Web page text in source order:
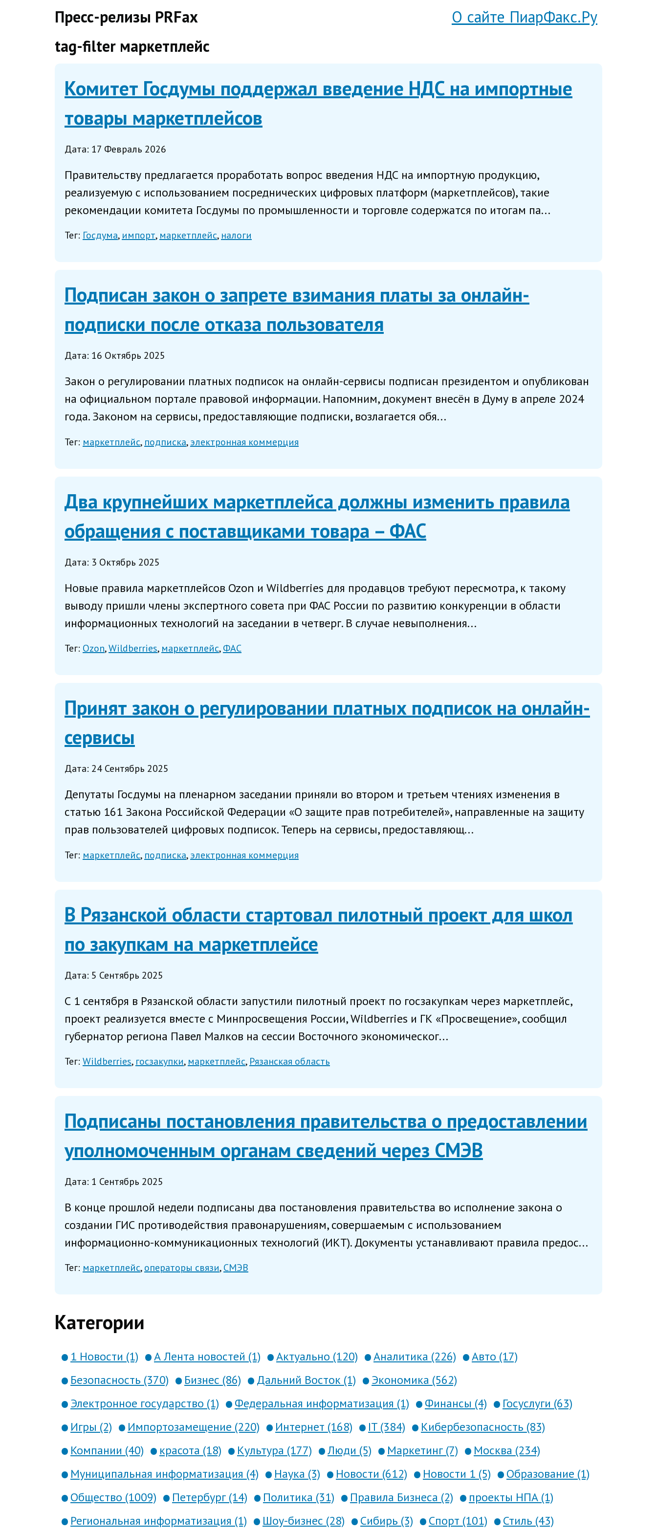
Пресс-релизы PRFax
О сайте ПиарФакс.Ру
tag-filter маркетплейс
Комитет Госдумы поддержал введение НДС на импортные
товары маркетплейсов
Дата: 17 Февраль 2026
Правительству предлагается проработать вопрос введения НДС на импортную продукцию,
реализуемую с использованием посреднических цифровых платформ (маркетплейсов), такие
рекомендации комитета Госдумы по промышленности и торговле содержатся по итогам па...
Тег: Госдума импорт маркетплейс налоги
Подписан закон о запрете взимания платы за онлайн-
подписки после отказа пользователя
Дата: 16 Октябрь 2025
Закон о регулировании платных подписок на онлайн-сервисы подписан президентом и опубликован
на официальном портале правовой информации. Напомним, документ внесён в Думу в апреле 2024
года. Законом на сервисы, предоставляющие подписки, возлагается обя...
Тег: маркетплейс подписка электронная коммерция
Два крупнейших маркетплейса должны изменить правила
обращения с поставщиками товара – ФАС
Дата: 3 Октябрь 2025
Новые правила маркетплейсов Ozon и Wildberries для продавцов требуют пересмотра, к такому
выводу пришли члены экспертного совета при ФАС России по развитию конкуренции в области
информационных технологий на заседании в четверг. В случае невыполнения...
Тег: Ozon Wildberries маркетплейс ФАС
Принят закон о регулировании платных подписок на онлайн-
сервисы
Дата: 24 Сентябрь 2025
Депутаты Госдумы на пленарном заседании приняли во втором и третьем чтениях изменения в
статью 161 Закона Российской Федерации «О защите прав потребителей», направленные на защиту
прав пользователей цифровых подписок. Теперь на сервисы, предоставляющ...
Тег: маркетплейс подписка электронная коммерция
В Рязанской области стартовал пилотный проект для школ
по закупкам на маркетплейсе
Дата: 5 Сентябрь 2025
С 1 сентября в Рязанской области запустили пилотный проект по госзакупкам через маркетплейс,
проект реализуется вместе с Минпросвещения России, Wildberries и ГК «Просвещение», сообщил
губернатор региона Павел Малков на сессии Восточного экономическог...
Тег: Wildberries госзакупки маркетплейс Рязанская область
Подписаны постановления правительства о предоставлении
уполномоченным органам сведений через СМЭВ
Дата: 1 Сентябрь 2025
В конце прошлой недели подписаны два постановления правительства во исполнение закона о
создании ГИС противодействия правонарушениям, совершаемым с использованием
информационно-коммуникационных технологий (ИКТ). Документы устанавливают правила предос...
Тег: маркетплейс операторы связи СМЭВ
Категории
1 Новости (1) А Лента новостей (1) Актуально (120) Аналитика (226)
Авто (17)
Безопасность (370)
Бизнес (86) Дальний Восток (1)
Экономика (562)
Электронное государство (1)
Федеральная информатизация (1) Финансы (4)
Госуслуги (63)
Игры (2)
Импортозамещение (220) Интернет (168) IT (384)
Кибербезопасность (83)
Компании (40)
красота (18) Культура (177) Люди (5) Маркетинг (7)
Москва (234)
Муниципальная информатизация (4)
Наука (3) Новости (612) Новости 1 (5)
Образование (1)
Общество (1009)
Петербург (14) Политика (31) Правила Бизнеса (2)
проекты НПА (1)
Региональная информатизация (1)
Шоу-бизнес (28) Сибирь (3) Спорт (101) Стиль (43)